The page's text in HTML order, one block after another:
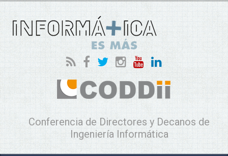
Conferencia de Directores y Decanos de
Ingeniería Informática